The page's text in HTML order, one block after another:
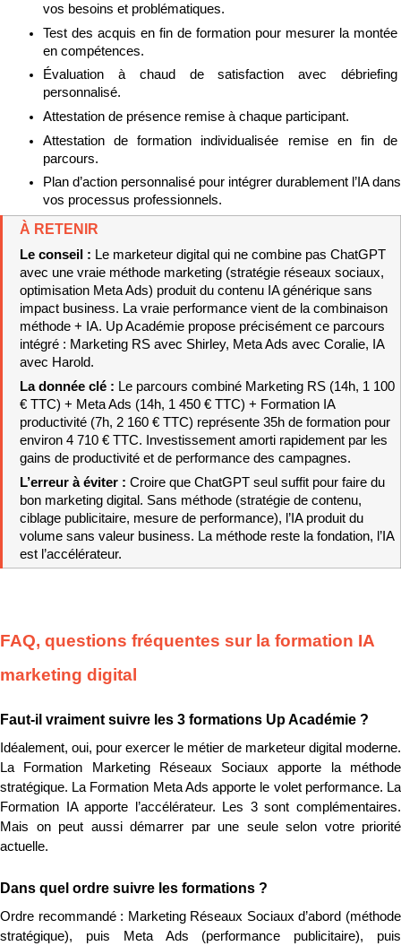
vos besoins et problématiques.
Test des acquis en fin de formation pour mesurer la montée
en compétences.
Évaluation à chaud de satisfaction avec débriefing
personnalisé.
Attestation de présence remise à chaque participant.
Attestation de formation individualisée remise en fin de
parcours.
Plan d’action personnalisé pour intégrer durablement l’IA dans
vos processus professionnels.
À RETENIR
Le conseil : Le marketeur digital qui ne combine pas ChatGPT
avec une vraie méthode marketing (stratégie réseaux sociaux,
optimisation Meta Ads) produit du contenu IA générique sans
impact business. La vraie performance vient de la combinaison
méthode + IA. Up Académie propose précisément ce parcours
intégré : Marketing RS avec Shirley, Meta Ads avec Coralie, IA
avec Harold.
La donnée clé : Le parcours combiné Marketing RS (14h, 1 100
€ TTC) + Meta Ads (14h, 1 450 € TTC) + Formation IA
productivité (7h, 2 160 € TTC) représente 35h de formation pour
environ 4 710 € TTC. Investissement amorti rapidement par les
gains de productivité et de performance des campagnes.
L’erreur à éviter : Croire que ChatGPT seul suffit pour faire du
bon marketing digital. Sans méthode (stratégie de contenu,
ciblage publicitaire, mesure de performance), l’IA produit du
volume sans valeur business. La méthode reste la fondation, l’IA
est l’accélérateur.
FAQ, questions fréquentes sur la formation IA
marketing digital
Faut-il vraiment suivre les 3 formations Up Académie ?
Idéalement, oui, pour exercer le métier de marketeur digital moderne.
La Formation Marketing Réseaux Sociaux apporte la méthode
stratégique. La Formation Meta Ads apporte le volet performance. La
Formation IA apporte l’accélérateur. Les 3 sont complémentaires.
Mais on peut aussi démarrer par une seule selon votre priorité
actuelle.
Dans quel ordre suivre les formations ?
Ordre recommandé : Marketing Réseaux Sociaux d’abord (méthode
stratégique), puis Meta Ads (performance publicitaire), puis